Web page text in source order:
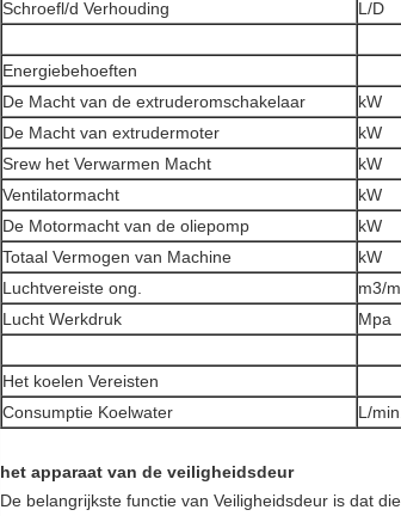
Schroefl/d Verhouding
L/D
Energiebehoeften
De Macht van de extruderomschakelaar
kW
De Macht van extrudermoter
kW
Srew het Verwarmen Macht
kW
Ventilatormacht
kW
De Motormacht van de oliepomp
kW
Totaal Vermogen van Machine
kW
Luchtvereiste ong.
m3/
Lucht Werkdruk
Mpa
Het koelen Vereisten
Consumptie Koelwater
L/min.
het apparaat van de veiligheidsdeur
De belangrijkste functie van Veiligheidsdeur is dat